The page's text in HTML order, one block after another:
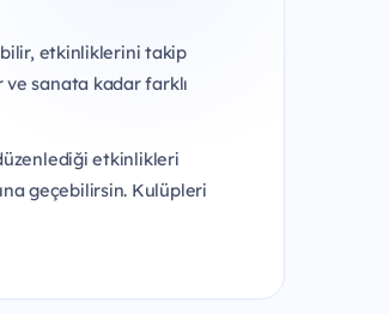
etkinliklerini takip
sanata kadar farklı
etkinlikleri
geçebilirsin. Kulüpleri